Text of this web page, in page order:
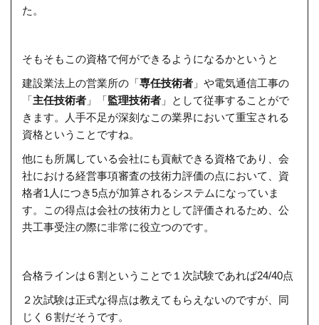
た。
そもそもこの資格で何ができるようになるかというと
建設業法上の営業所の「専任技術者 」や電気通信工事の
「主任技術者 」「監理技術者 」として従事することがで
きます。人手不足が深刻なこの業界において重宝される
資格ということですね。
他にも所属している会社にも貢献できる資格であり、会
社における経営事項審査の技術力評価の点において、資
格者1人につき5点が加算されるシステムになっていま
す。この得点は会社の技術力として評価されるため、公
共工事受注の際に非常に役立つのです。
合格ラインは６割ということで１次試験であれば24/40点
２次試験は正式な得点は教えてもらえないのですが、同
じく６割だそうです。